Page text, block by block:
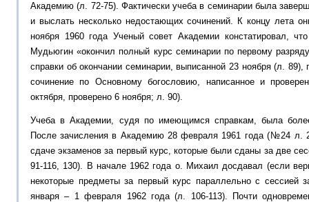
Академию (л. 72-75). Фактически учеба в семинарии была
и выслать несколько недостающих сочинений. К концу лета
ноября 1960 года Ученый совет Академии констатировал,
Мудьюгин «окончил полный курс семинарии по первому
справки об окончании семинарии, выписанной 23 ноября (л.
сочинение по Основному богословию, написанное и
октября, проверено 6 ноября; л. 90).
Учеба в Академии, судя по имеющимся справкам, была
После зачисления в Академию 28 февраля 1961 года (№24 л.
сдаче экзаменов за первый курс, которые были сданы за две
91-116, 130). В начале 1962 года о. Михаил досдавал (если
некоторые предметы за первый курс параллельно с сессией
января – 1 февраля 1962 года (л. 106-113). Почти